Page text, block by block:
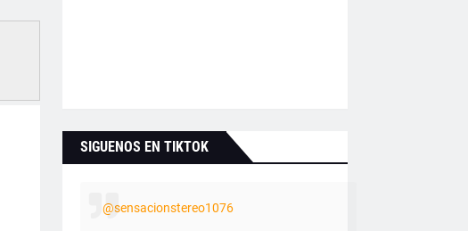
SIGUENOS EN TIKTOK
@sensacionstereo1076